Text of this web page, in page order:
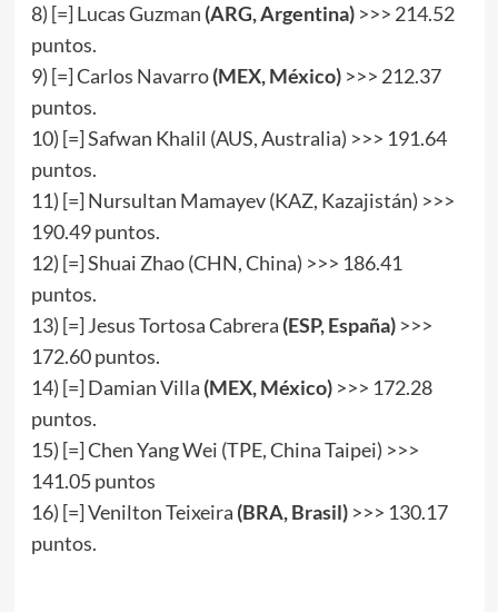
8) [=] Lucas Guzman (ARG, Argentina)>>> 214.52
puntos.
9) [=] Carlos Navarro(MEX, México)>>> 212.37
puntos.
10) [=] Safwan Khalil (AUS, Australia) >>> 191.64
puntos.
11) [=] Nursultan Mamayev (KAZ, Kazajistán) >>>
190.49 puntos.
12) [=] Shuai Zhao (CHN, China) >>> 186.41
puntos.
13) [=] Jesus Tortosa Cabrera (ESP,España)>>>
172.60 puntos.
14) [=] Damian Villa (MEX, México)>>> 172.28
puntos.
15) [=] Chen Yang Wei (TPE, China Taipei) >>>
141.05 puntos
16) [=] Venilton Teixeira (BRA, Brasil)>>> 130.17
puntos.